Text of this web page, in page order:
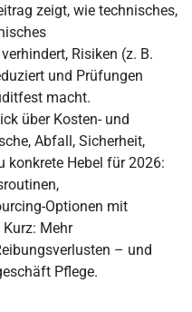
zeigt, wie technisches,
Risiken (z. B.
und Prüfungen
macht.
über Kosten- und
Abfall, Sicherheit,
konkrete Hebel für 2026:
Optionen mit
Mehr
– und
Pflege.